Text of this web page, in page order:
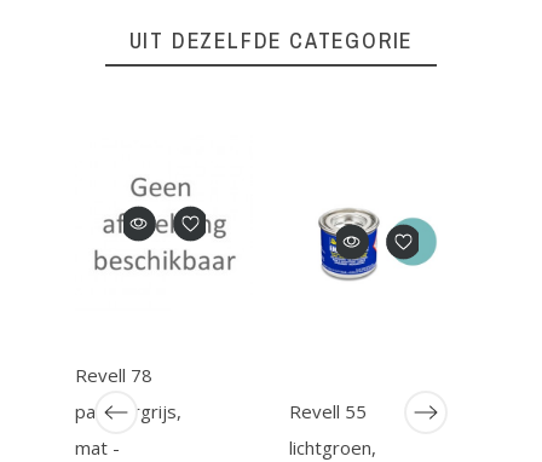
UIT DEZELFDE CATEGORIE
Revell 78
pantsergrijs,
mat -
Revell 55
lichtgroen,